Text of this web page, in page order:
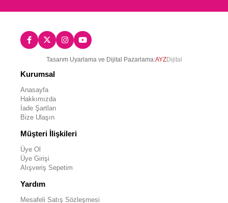
Tasarım Uyarlama ve Dijital Pazarlama:AYZDijital
Kurumsal
Anasayfa
Hakkımızda
İade Şartları
Bize Ulaşın
Müşteri İlişkileri
Üye Ol
Üye Girişi
Alışveriş Sepetim
Yardım
Mesafeli Satış Sözleşmesi